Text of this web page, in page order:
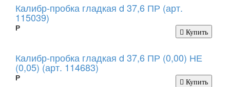
Калибр-пробка гладкая d 37,6 ПР (арт.
115039)
Р Купить
Калибр-пробка гладкая d 37,6 ПР (0,00) НЕ
(0,05) (арт. 114683)
Р Купить